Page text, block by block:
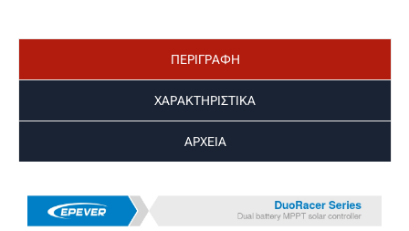
ΠΕΡΙΓΡΑΦΗ
ΧΑΡΑΚΤΗΡΙΣΤΙΚΑ
ΑΡΧΕΙΑ